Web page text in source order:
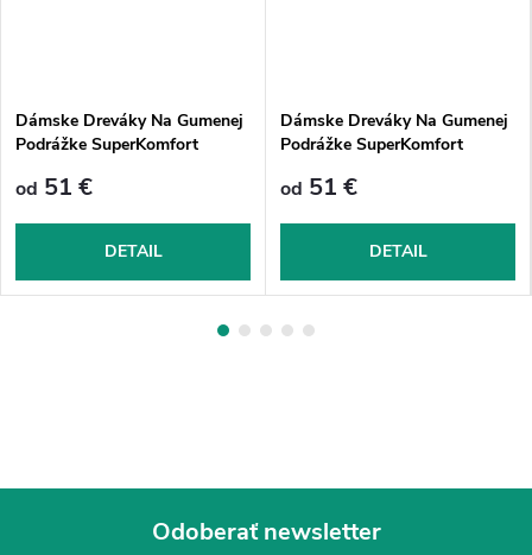
Dámske Dreváky Na Gumenej
Podrážke SuperKomfort
od 51 €
DETAIL
Dámske Dreváky Na Gumenej
Podrážke SuperKomfort
od 51 €
DETAIL
Odoberať newsletter